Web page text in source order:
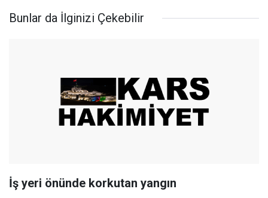
Bunlar da İlginizi Çekebilir
İş yeri önünde korkutan yangın